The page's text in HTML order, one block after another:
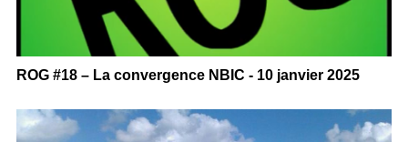
ROG #18 – La convergence NBIC - 10 janvier 2025